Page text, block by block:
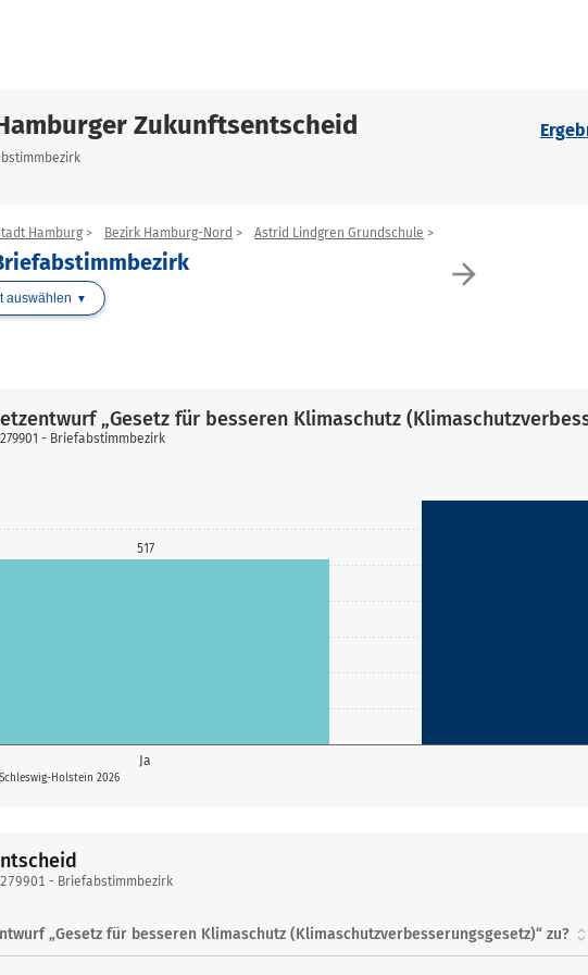
Zukunftsentscheid
arrow_forward
Hamburg Bezirk Hamburg-Nord Astrid Lindgren Grundschule
auswählen
Ja
517
Holstein 2026
„Gesetz für besseren Klimaschutz
- Briefabstimmbezirk
- Briefabstimmbezirk
„Gesetz für besseren Klimaschutz (Klimaschutzverbesserungsgesetz)“ zu?